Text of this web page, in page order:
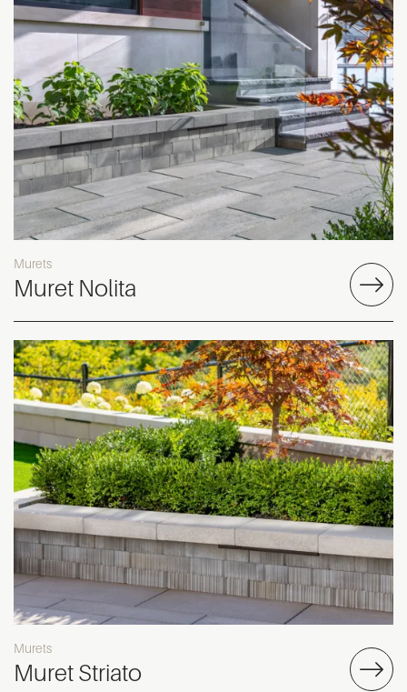
Murets
Muret Nolita
Murets
Muret Striato